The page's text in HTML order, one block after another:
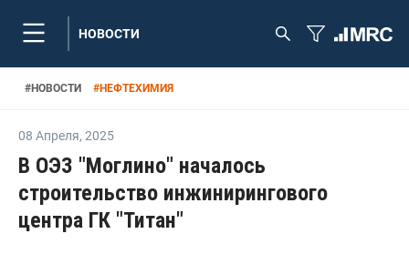
НОВОСТИ
#НОВОСТИ #НЕФТЕХИМИЯ
08 Апреля, 2025
В ОЭЗ "Моглино" началось
строительство инжинирингового
центра ГК "Титан"